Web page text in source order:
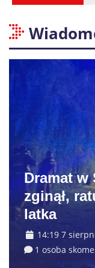
Dramat w
zginął,
latka
14:19 7
1 osoba